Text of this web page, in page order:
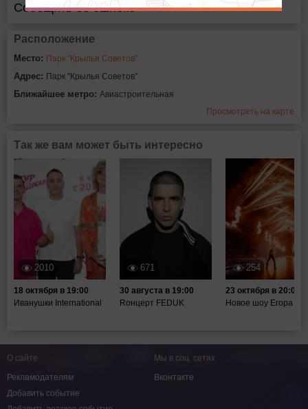
Сообщить об ошибке
Расположение
Место: Парк "Крылья Советов"
Адрес: Парк "Крылья Советов"
Ближайшее метро: Авиастроительная
Просмотреть на карте
Так же вам может быть интересно
2010
18 октября в 19:00
Иванушки International
671
30 августа в 19:00
Rонцерт FEDUK
254
23 октября в 20:00
Новое шоу Егора
О сайте
Рекламодателям
Добавить событие
Мы в соц. сетях
Вконтакте